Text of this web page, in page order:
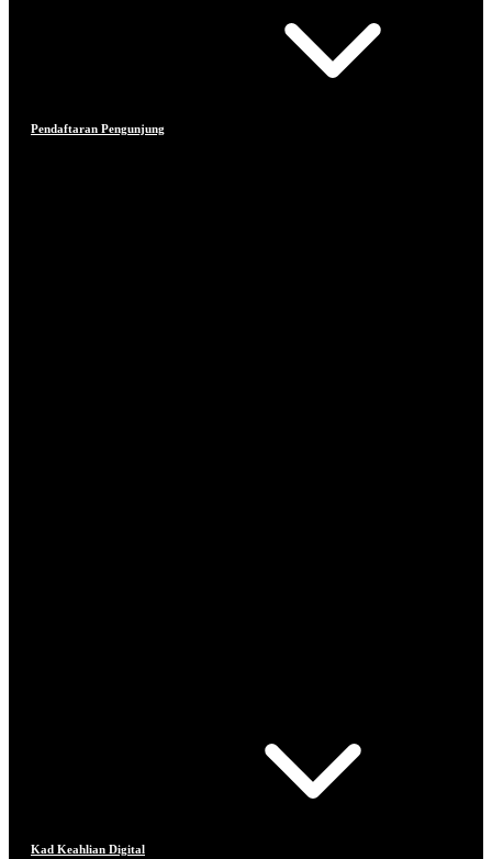
Pendaftaran Pengunjung
Kad Keahlian Digital